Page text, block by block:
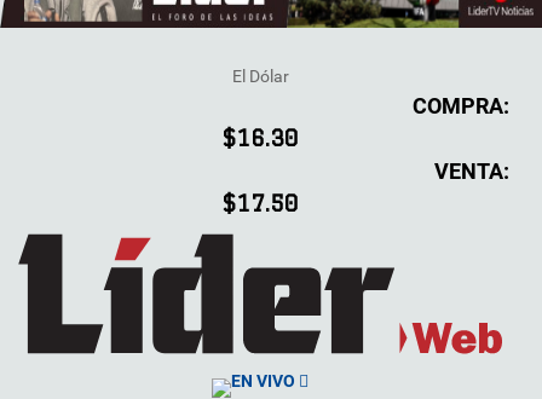
El Dólar
COMPRA:
$16.30
VENTA:
$17.50
EN VIVO